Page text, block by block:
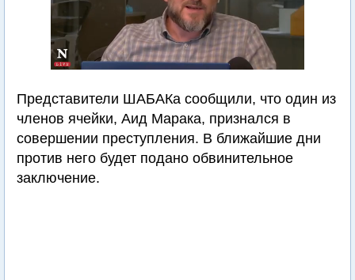
Представители ШАБАКа сообщили, что один из
членов ячейки, Аид Марака, признался в
совершении преступления. В ближайшие дни
против него будет подано обвинительное
заключение.